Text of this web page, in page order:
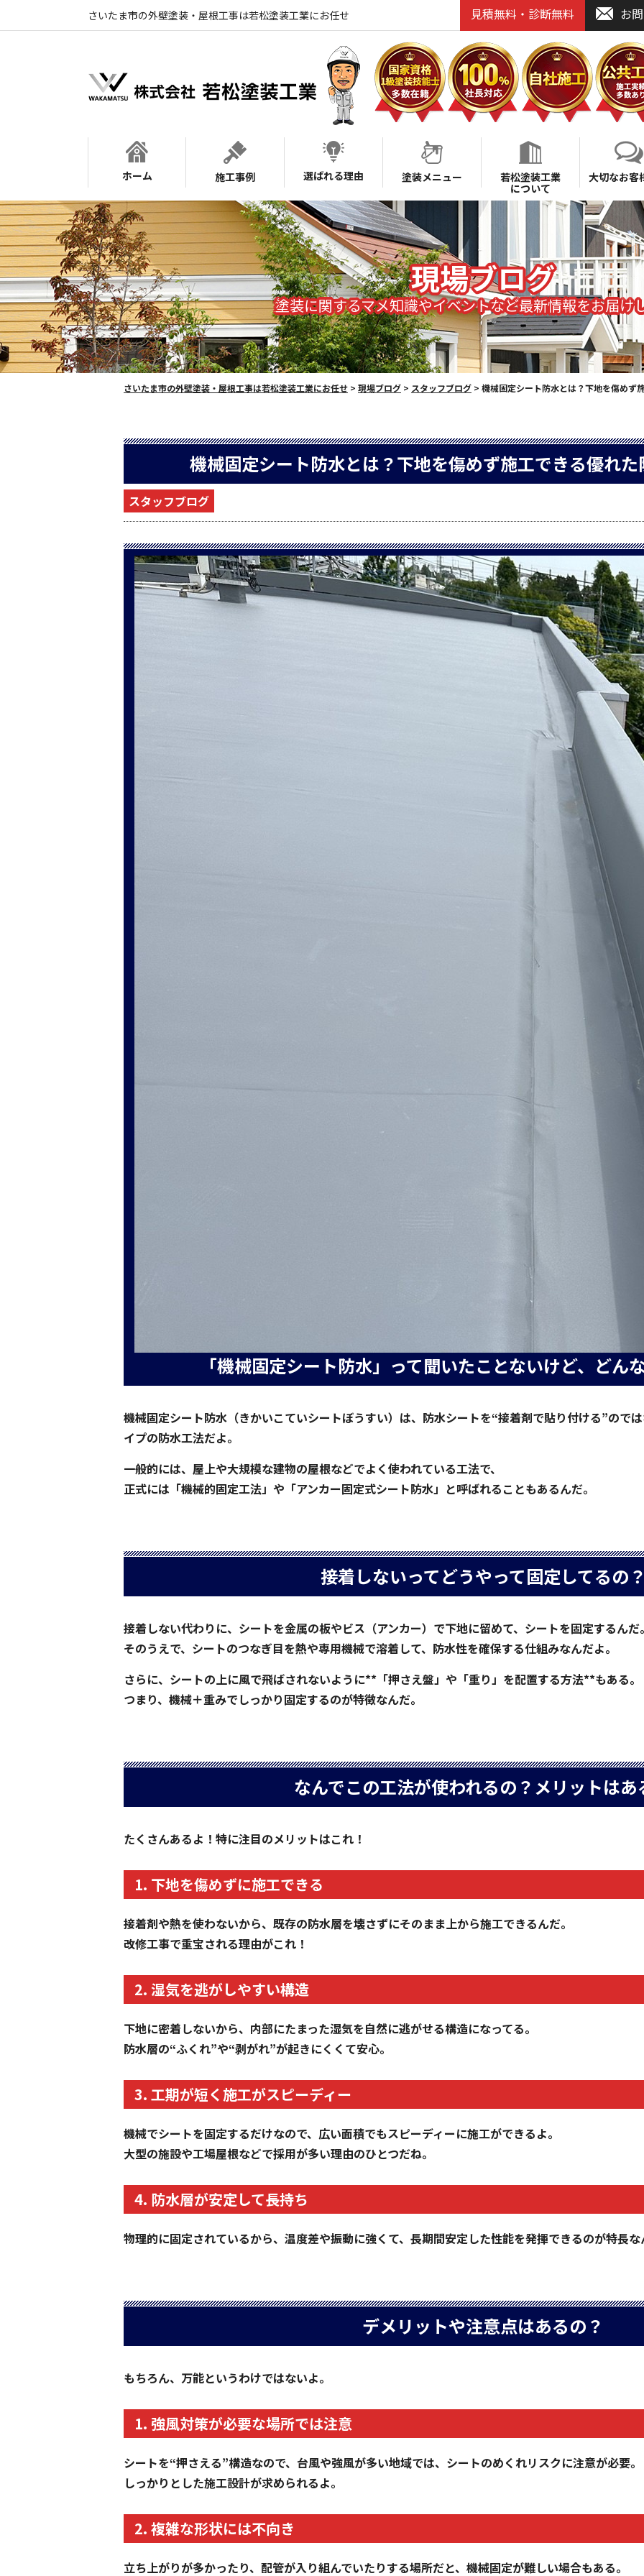
さいたま市の外壁塗装・屋根工事は若松塗装工業にお任せ 見積無料・診断無料 お
ホーム 施工事例 選ばれる理由 塗装メニュー
若松塗装工業
について
大切なお客
現場ブログ
塗装に関するマメ知識やイベントなど最新情報をお届け
さいたま市の外壁塗装・屋根工事は若松塗装工業にお任せ > 現場ブログ > スタッフブログ > 機械固定シート防水とは？下地を傷めず
機械固定シート防水とは？下地を傷めず施工できる優れ
スタッフブログ
「機械固定シート防水」って聞いたことないけど、どん
機械固定シート防水（きかいこていシートぼうすい）は、防水シートを“接着剤で貼り付ける”ので
イプの防水工法だよ。
一般的には、屋上や大規模な建物の屋根などでよく使われている工法で、
正式には「機械的固定工法」や「アンカー固定式シート防水」と呼ばれることもあるんだ。
接着しないってどうやって固定してるの
接着しない代わりに、シートを金属の板やビス（アンカー）で下地に留めて、シートを固定するんだ
そのうえで、シートのつなぎ目を熱や専用機械で溶着して、防水性を確保する仕組みなんだよ。
さらに、シートの上に風で飛ばされないように**「押さえ盤」や「重り」を配置する方法**もある。
つまり、機械＋重みでしっかり固定するのが特徴なんだ。
なんでこの工法が使われるの？メリットはあ
たくさんあるよ！特に注目のメリットはこれ！
1. 下地を傷めずに施工できる
接着剤や熱を使わないから、既存の防水層を壊さずにそのまま上から施工できるんだ。
改修工事で重宝される理由がこれ！
2. 湿気を逃がしやすい構造
下地に密着しないから、内部にたまった湿気を自然に逃がせる構造になってる。
防水層の“ふくれ”や“剥がれ”が起きにくくて安心。
3. 工期が短く施工がスピーディー
機械でシートを固定するだけなので、広い面積でもスピーディーに施工ができるよ。
大型の施設や工場屋根などで採用が多い理由のひとつだね。
4. 防水層が安定して長持ち
物理的に固定されているから、温度差や振動に強くて、長期間安定した性能を発揮できるのが特長
デメリットや注意点はあるの？
もちろん、万能というわけではないよ。
1. 強風対策が必要な場所では注意
シートを“押さえる”構造なので、台風や強風が多い地域では、シートのめくれリスクに注意が必要。
しっかりとした施工設計が求められるよ。
2. 複雑な形状には不向き
立ち上がりが多かったり、配管が入り組んでいたりする場所だと、機械固定が難しい場合もある。